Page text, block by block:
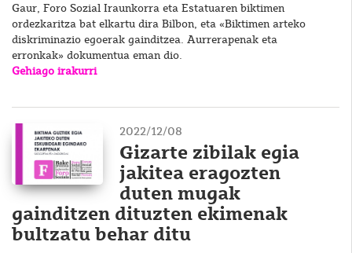
Gaur, Foro Sozial Iraunkorra eta Estatuaren biktimen
ordezkaritza bat elkartu dira Bilbon, eta «Biktimen arteko
diskriminazio egoerak gainditzea. Aurrerapenak eta
erronkak» dokumentua eman dio.
Gehiago irakurri
2022/12/08
Gizarte zibilak egia
jakitea eragozten
duten mugak
gainditzen dituzten ekimenak
bultzatu behar ditu